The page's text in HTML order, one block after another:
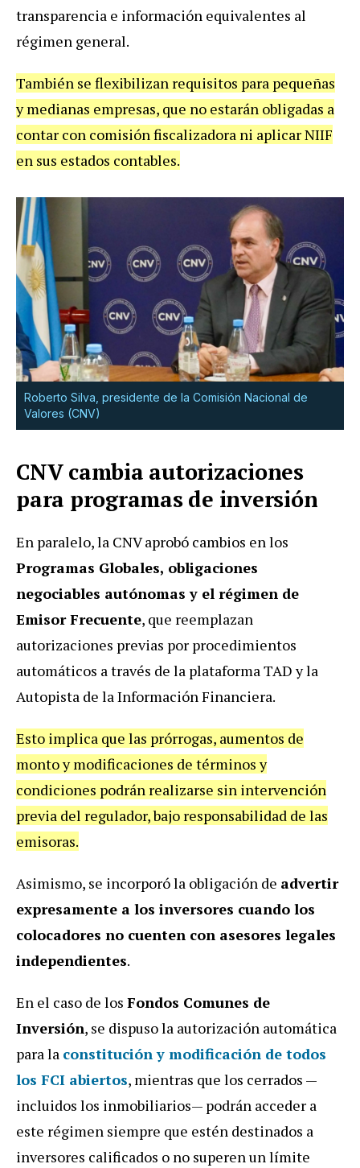
transparencia e información equivalentes al
régimen general.
También se flexibilizan requisitos para pequeñas
y medianas empresas, que no estarán obligadas a
contar con comisión fiscalizadora ni aplicar NIIF
en sus estados contables.
Roberto Silva, presidente de la Comisión Nacional de
Valores (CNV)
CNV cambia autorizaciones
para programas de inversión
En paralelo, la CNV aprobó cambios en los
Programas Globales, obligaciones
negociables autónomas y el régimen de
Emisor Frecuente, que reemplazan
autorizaciones previas por procedimientos
automáticos a través de la plataforma TAD y la
Autopista de la Información Financiera.
Esto implica que las prórrogas, aumentos de
monto y modificaciones de términos y
condiciones podrán realizarse sin intervención
previa del regulador, bajo responsabilidad de las
emisoras.
Asimismo, se incorporó la obligación de advertir
expresamente a los inversores cuando los
colocadores no cuenten con asesores legales
independientes.
En el caso de los Fondos Comunes de
Inversión, se dispuso la autorización automática
para la constitución y modificación de todos
los FCI abiertos, mientras que los cerrados —
incluidos los inmobiliarios— podrán acceder a
este régimen siempre que estén destinados a
inversores calificados o no superen un límite